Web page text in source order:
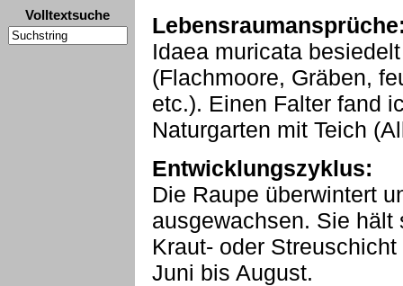
Volltextsuche
Idaea muricata
(Flachmoore, Gräben,
etc.). Einen Falter fand
Naturgarten mit Teich
Entwicklungszyklus:
Die Raupe überwintert
ausgewachsen. Sie
Kraut- oder
Juni bis August.